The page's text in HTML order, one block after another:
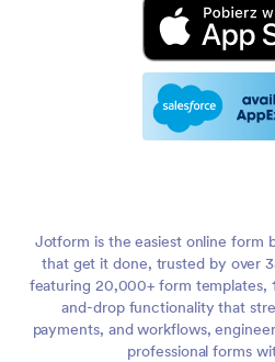
Jotform is the easiest online form
that get it done, trusted by over
featuring 20,000+ form templates,
and-drop functionality that
payments, and workflows,
professional forms